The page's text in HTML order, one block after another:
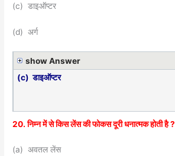
(c) डाइऑप्टर
(d) अर्ग
show Answer
(c) डाइऑप्टर
20. निम्न में से किस लेंस की फोकस दूरी धनात्मक होती है ?
(a) अवतल लेंस